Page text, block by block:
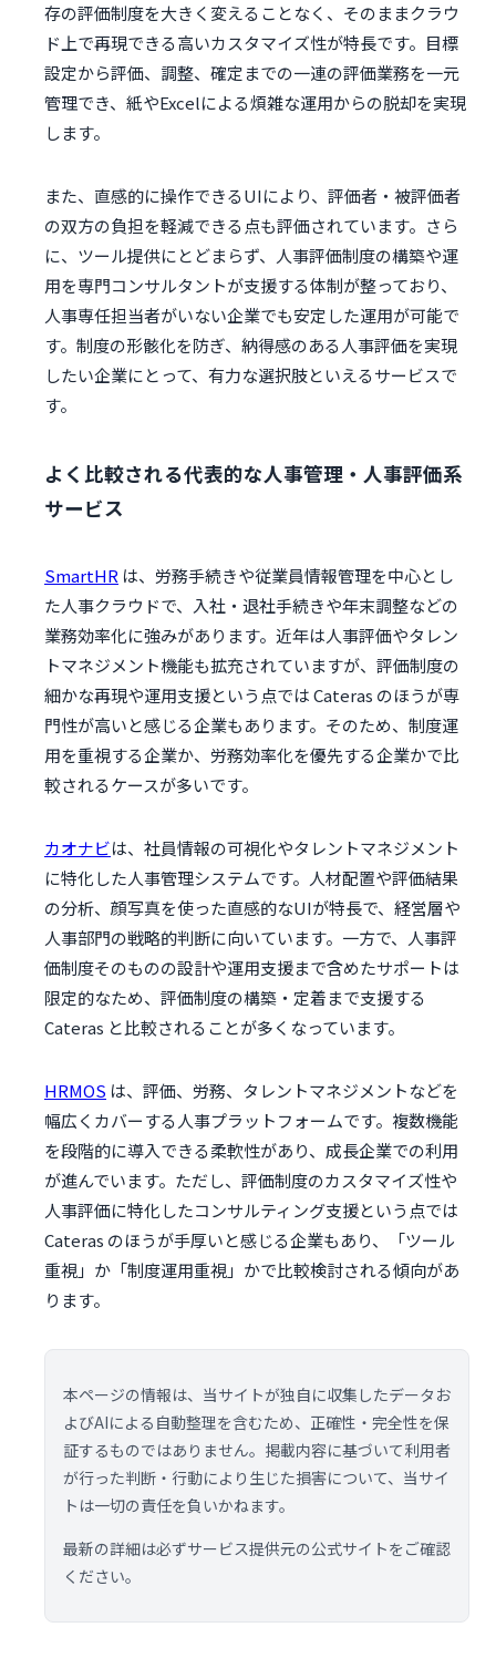
存の評価制度を大きく変えることなく、そのままクラウ
ド上で再現できる高いカスタマイズ性が特長です。目標
設定から評価、調整、確定までの一連の評価業務を一元
管理でき、紙やExcelによる煩雑な運用からの脱却を実現
します。
また、直感的に操作できるUIにより、評価者・被評価者
の双方の負担を軽減できる点も評価されています。さら
に、ツール提供にとどまらず、人事評価制度の構築や運
用を専門コンサルタントが支援する体制が整っており、
人事専任担当者がいない企業でも安定した運用が可能で
す。制度の形骸化を防ぎ、納得感のある人事評価を実現
したい企業にとって、有力な選択肢といえるサービスで
す。
よく比較される代表的な人事管理・人事評価系
サービス
SmartHR は、労務手続きや従業員情報管理を中心とし
た人事クラウドで、入社・退社手続きや年末調整などの
業務効率化に強みがあります。近年は人事評価やタレン
トマネジメント機能も拡充されていますが、評価制度の
細かな再現や運用支援という点では Cateras のほうが専
門性が高いと感じる企業もあります。そのため、制度運
用を重視する企業か、労務効率化を優先する企業かで比
較されるケースが多いです。
カオナビは、社員情報の可視化やタレントマネジメント
に特化した人事管理システムです。人材配置や評価結果
の分析、顔写真を使った直感的なUIが特長で、経営層や
人事部門の戦略的判断に向いています。一方で、人事評
価制度そのものの設計や運用支援まで含めたサポートは
限定的なため、評価制度の構築・定着まで支援する
Cateras と比較されることが多くなっています。
HRMOS は、評価、労務、タレントマネジメントなどを
幅広くカバーする人事プラットフォームです。複数機能
を段階的に導入できる柔軟性があり、成長企業での利用
が進んでいます。ただし、評価制度のカスタマイズ性や
人事評価に特化したコンサルティング支援という点では
Cateras のほうが手厚いと感じる企業もあり、「ツール
重視」か「制度運用重視」かで比較検討される傾向があ
ります。
本ページの情報は、当サイトが独自に収集したデータお
よびAIによる自動整理を含むため、正確性・完全性を保
証するものではありません。掲載内容に基づいて利用者
が行った判断・行動により生じた損害について、当サイ
トは一切の責任を負いかねます。
最新の詳細は必ずサービス提供元の公式サイトをご確認
ください。